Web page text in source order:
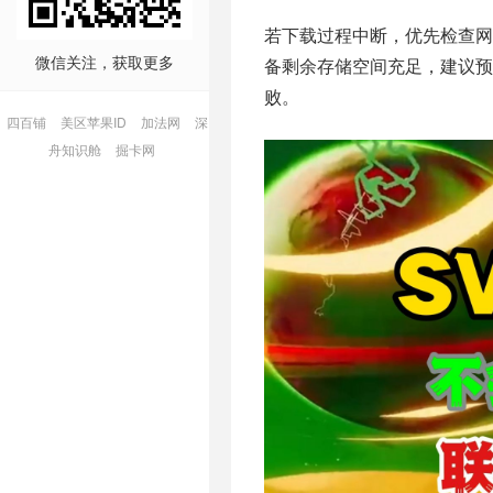
微信关注，获取更多
四百铺 美区苹果ID 加法网
深
舟知识舱
掘卡网
若下载过程中断，优先检查
备剩余存储空间充足，建议
败。